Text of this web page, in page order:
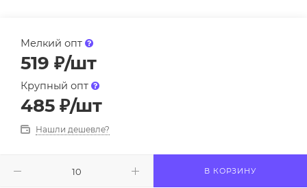
Мелкий опт
519 ₽/шт
Крупный опт
485 ₽/шт
Нашли дешевле?
В КОРЗИНУ